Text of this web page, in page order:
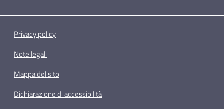
Privacy policy
Note legali
Mappa del sito
Dichiarazione di accessibilità